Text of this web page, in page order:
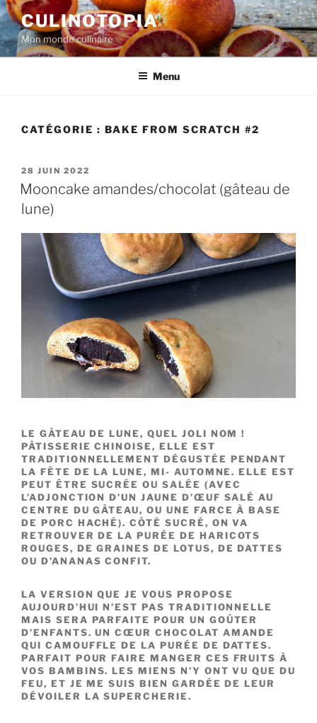
Aller
au
contenu
principal
CULINOTOPIA
Mon monde culinaire
Menu
CATÉGORIE : BAKE FROM SCRATCH #2
PUBLIÉ
LE
28 JUIN 2022
Mooncake amandes/chocolat (gâteau de
lune)
LE GÂTEAU DE LUNE, QUEL JOLI NOM !
PÂTISSERIE CHINOISE, ELLE EST
TRADITIONNELLEMENT DÉGUSTÉE PENDANT
LA FÊTE DE LA LUNE, MI- AUTOMNE. ELLE EST
PEUT ÊTRE SUCRÉE OU SALÉE (AVEC
L’ADJONCTION D’UN JAUNE D’ŒUF SALÉ AU
CENTRE DU GÂTEAU, OU UNE FARCE À BASE
DE PORC HACHÉ). CÔTÉ SUCRÉ, ON VA
RETROUVER DE LA PURÉE DE HARICOTS
ROUGES, DE GRAINES DE LOTUS, DE DATTES
OU D’ANANAS CONFIT.
LA VERSION QUE JE VOUS PROPOSE
AUJOURD’HUI N’EST PAS TRADITIONNELLE
MAIS SERA PARFAITE POUR UN GOÛTER
D’ENFANTS. UN CŒUR CHOCOLAT AMANDE
QUI CAMOUFFLE DE LA PURÉE DE DATTES.
PARFAIT POUR FAIRE MANGER CES FRUITS À
VOS BAMBINS. LES MIENS N’Y ONT VU QUE DU
FEU, ET JE ME SUIS BIEN GARDÉE DE LEUR
DÉVOILER LA SUPERCHERIE.